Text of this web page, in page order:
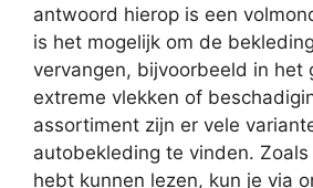
antwoord hierop is een
is het mogelijk om de
vervangen, bijvoorbeeld in het
extreme vlekken of
assortiment zijn er vele
autobekleding te vinden.
hebt kunnen lezen, kun je via